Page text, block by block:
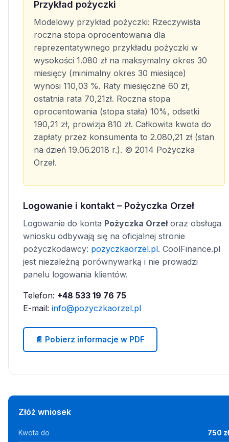
Przykład pożyczki
Modelowy przykład pożyczki: Rzeczywista
roczna stopa oprocentowania dla
reprezentatywnego przykładu pożyczki w
wysokości 1.080 zł na maksymalny okres 30
miesięcy (minimalny okres 30 miesiące)
wynosi 110,03 %. Raty miesięczne 60 zł,
ostatnia rata 70,21zł. Roczna stopa
oprocentowania (stopa stała) 10%, odsetki
190,21 zł, prowizja 810 zł. Całkowita kwota do
zapłaty przez konsumenta to 2.080,21 zł (stan
na dzień 19.06.2018 r.). © 2014 Pożyczka
Orzeł.
Logowanie i kontakt – Pożyczka Orzeł
Logowanie do konta Pożyczka Orzełoraz obsługa
wniosku odbywają się na oficjalnej stronie
pożyczkodawcy: pozyczkaorzel.pl. CoolFinance.pl
jest niezależną porównywarką i nie prowadzi
panelu logowania klientów.
Telefon: +48 533 19 76 75
E-mail: info@pozyczkaorzel.pl
📄 Pobierz informacje w PDF
Złóż wniosek
Kwota do 750 zł